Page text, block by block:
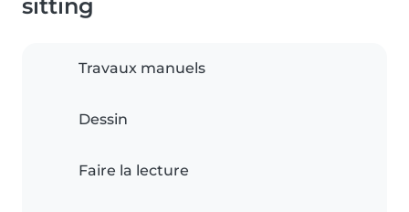
sitting
Travaux manuels
Dessin
Faire la lecture